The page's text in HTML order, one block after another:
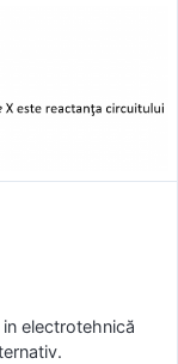
electrotehnică